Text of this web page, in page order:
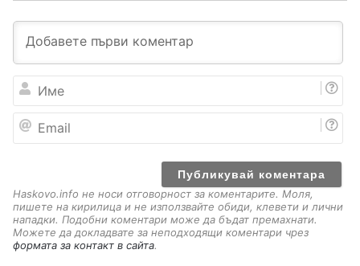
е
a
Haskovo.info не носи отговорност за коментарите. Моля,
пишете на кирилица и не използвайте обиди, клевети и лични
нападки. Подобни коментари може да бъдат премахнати.
Можете да докладвате за неподходящи коментари чрез
формата за контакт в сайта.